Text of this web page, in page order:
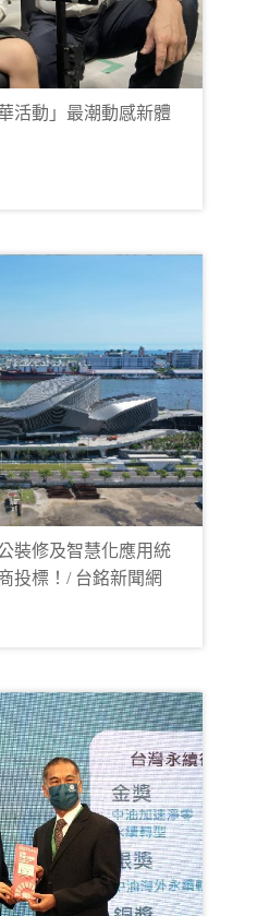
活動」最潮動感新體
裝修及智慧化應用統
投標！/ 台銘新聞網